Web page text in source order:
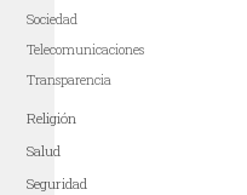
Sociedad
Telecomunicaciones
Transparencia
Religión
Salud
Seguridad